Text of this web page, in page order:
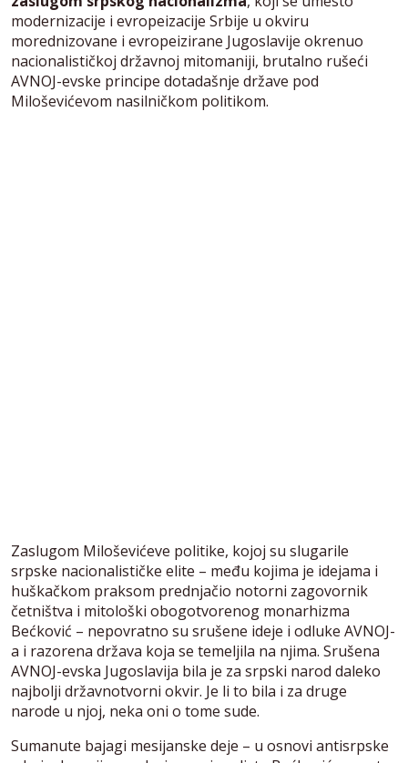
modernizacije i evropeizacije Srbije u okviru
morednizovane i evropeizirane Jugoslavije okrenuo
nacionalističkoj državnoj mitomaniji, brutalno rušeći
AVNOJ-evske principe dotadašnje države pod
Miloševićevom nasilničkom politikom.
Zaslugom Miloševićeve politike, kojoj su slugarile
srpske nacionalističke elite – među kojima je idejama i
huškačkom praksom prednjačio notorni zagovornik
četništva i mitološki obogotvorenog monarhizma
Bećković – nepovratno su srušene ideje i odluke AVNOJ-
a i razorena država koja se temeljila na njima. Srušena
AVNOJ-evska Jugoslavija bila je za srpski narod daleko
najbolji državnotvorni okvir. Je li to bila i za druge
narode u njoj, neka oni o tome sude.
Sumanute bajagi mesijanske deje – u osnovi antisrpske